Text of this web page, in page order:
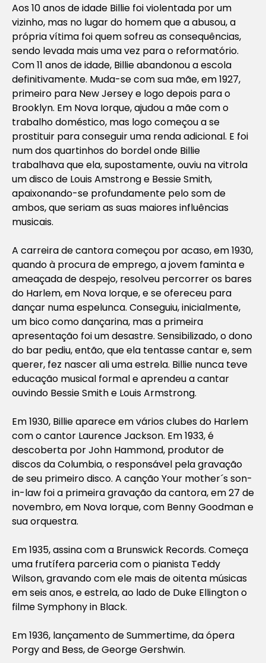
Aos 10 anos de idade Billie foi violentada por um
vizinho, mas no lugar do homem que a abusou, a
própria vítima foi quem sofreu as consequências,
sendo levada mais uma vez para o reformatório.
Com 11 anos de idade, Billie abandonou a escola
definitivamente. Muda-se com sua mãe, em 1927,
primeiro para New Jersey e logo depois para o
Brooklyn. Em Nova Iorque, ajudou a mãe com o
trabalho doméstico, mas logo começou a se
prostituir para conseguir uma renda adicional. E foi
num dos quartinhos do bordel onde Billie
trabalhava que ela, supostamente, ouviu na vitrola
um disco de Louis Amstrong e Bessie Smith,
apaixonando-se profundamente pelo som de
ambos, que seriam as suas maiores influências
musicais.
A carreira de cantora começou por acaso, em 1930,
quando à procura de emprego, a jovem faminta e
ameaçada de despejo, resolveu percorrer os bares
do Harlem, em Nova Iorque, e se ofereceu para
dançar numa espelunca. Conseguiu, inicialmente,
um bico como dançarina, mas a primeira
apresentação foi um desastre. Sensibilizado, o dono
do bar pediu, então, que ela tentasse cantar e, sem
querer, fez nascer ali uma estrela. Billie nunca teve
educação musical formal e aprendeu a cantar
ouvindo Bessie Smith e Louis Armstrong.
Em 1930, Billie aparece em vários clubes do Harlem
com o cantor Laurence Jackson. Em 1933, é
descoberta por John Hammond, produtor de
discos da Columbia, o responsável pela gravação
de seu primeiro disco. A canção Your mother´s son-
in-law foi a primeira gravação da cantora, em 27 de
novembro, em Nova Iorque, com Benny Goodman e
sua orquestra.
Em 1935, assina com a Brunswick Records. Começa
uma frutífera parceria com o pianista Teddy
Wilson, gravando com ele mais de oitenta músicas
em seis anos, e estrela, ao lado de Duke Ellington o
filme Symphony in Black.
Em 1936, lançamento de Summertime, da ópera
Porgy and Bess, de George Gershwin.